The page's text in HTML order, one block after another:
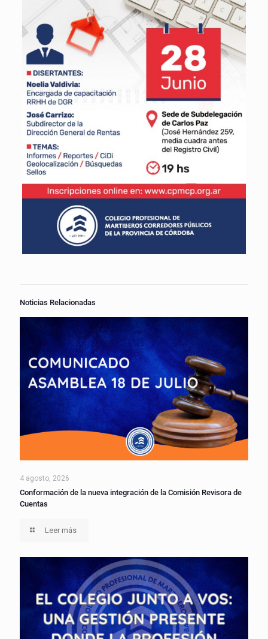
Noticias Relacionadas
4 agosto, 2026
Conformación de la nueva integración de la Comisión Revisora de
Cuentas
Leer más